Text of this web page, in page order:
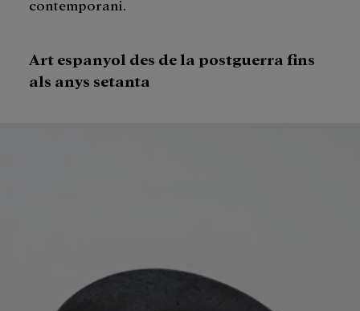
contemporani.
Art espanyol des de la postguerra fins
als anys setanta